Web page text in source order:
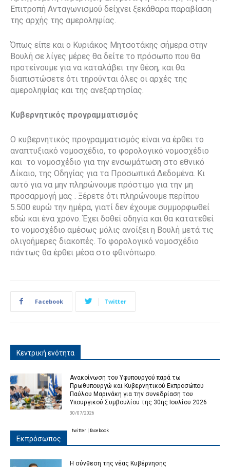
Επιτροπή Ανταγωνισμού δείχνει ξεκάθαρα παραβίαση
της αρχής της αμεροληψίας.
Όπως είπε και ο Κυριάκος Μητσοτάκης σήμερα στην
Βουλή σε λίγες μέρες θα δείτε το πρόσωπο που θα
προτείνουμε για να καταλάβει την θέση, και θα
διαπιστώσετε ότι τηρούνται όλες οι αρχές της
αμεροληψίας και της ανεξαρτησίας.
Κυβερνητικός προγραμματισμός
Ο κυβερνητικός προγραμματισμός είναι να έρθει το
αναπτυξιακό νομοσχέδιο, το φορολογικό νομοσχέδιο
και το νομοσχέδιο για την ενσωμάτωση στο εθνικό
Δίκαιο, της Οδηγίας για τα Προσωπικά Δεδομένα. Κι
αυτό για να μην πληρώνουμε πρόστιμο για την μη
προσαρμογή μας . Ξέρετε ότι πληρώνουμε περίπου
5.500 ευρώ την ημέρα, γιατί δεν έχουμε συμμορφωθεί
εδώ και ένα χρόνο. Έχει δοθεί οδηγία και θα κατατεθεί
το νομοσχέδιο αμέσως μόλις ανοίξει η Βουλή μετά τις
ολιγοήμερες διακοπές. Το φορολογικό νομοσχέδιο
πάντως θα έρθει μέσα στο φθινόπωρο.
Facebook Twitter
Κεντρική ενότητα
Ανακοίνωση του Υφυπουργού παρά τω
Πρωθυπουργώ και Κυβερνητικού Εκπροσώπου
Παύλου Μαρινάκη για την συνεδρίαση του
Υπουργικού Συμβουλίου της 30ης Ιουλίου 2026
30/07/2026
Εκπρόσωπος
Η σύνθεση της νέας Κυβέρνησης
twitter facebook